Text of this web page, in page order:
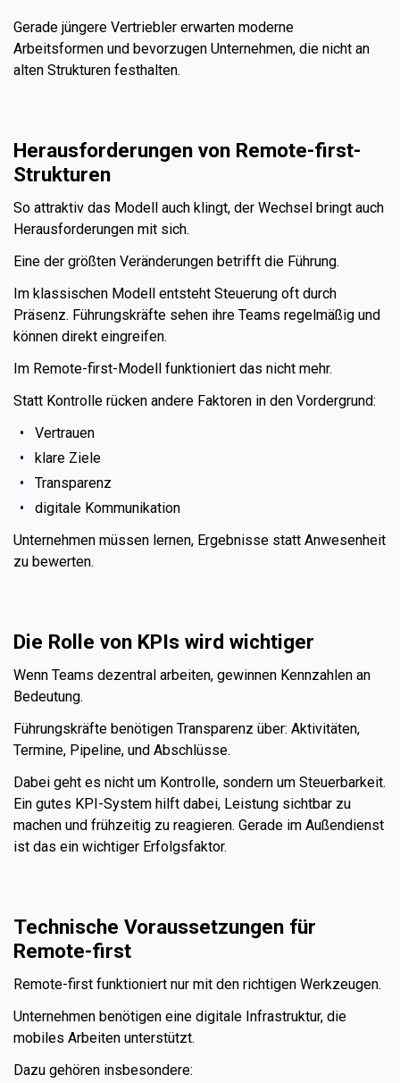
Gerade jüngere Vertriebler erwarten moderne
Arbeitsformen und bevorzugen Unternehmen, die nicht an
alten Strukturen festhalten.
Herausforderungen von Remote-first-
Strukturen
So attraktiv das Modell auch klingt, der Wechsel bringt auch
Herausforderungen mit sich.
Eine der größten Veränderungen betrifft die Führung.
Im klassischen Modell entsteht Steuerung oft durch
Präsenz. Führungskräfte sehen ihre Teams regelmäßig und
können direkt eingreifen.
Im Remote-first-Modell funktioniert das nicht mehr.
Statt Kontrolle rücken andere Faktoren in den Vordergrund:
Vertrauen
klare Ziele
Transparenz
digitale Kommunikation
Unternehmen müssen lernen, Ergebnisse statt Anwesenheit
zu bewerten.
Die Rolle von KPIs wird wichtiger
Wenn Teams dezentral arbeiten, gewinnen Kennzahlen an
Bedeutung.
Führungskräfte benötigen Transparenz über: Aktivitäten,
Termine, Pipeline, und Abschlüsse.
Dabei geht es nicht um Kontrolle, sondern um Steuerbarkeit.
Ein gutes KPI-System hilft dabei, Leistung sichtbar zu
machen und frühzeitig zu reagieren. Gerade im Außendienst
ist das ein wichtiger Erfolgsfaktor.
Technische Voraussetzungen für
Remote-first
Remote-first funktioniert nur mit den richtigen Werkzeugen.
Unternehmen benötigen eine digitale Infrastruktur, die
mobiles Arbeiten unterstützt.
Dazu gehören insbesondere: